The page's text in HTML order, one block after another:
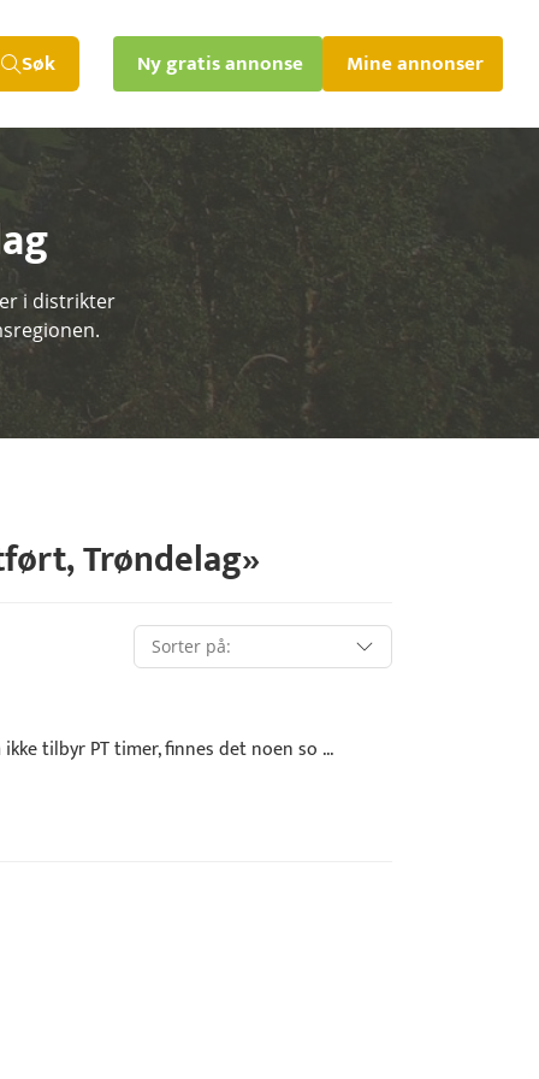
Søk Ny gratis annonse Mine annonser
i distrikter
,Trøndelag»
tilbyr PT timer, finnes det noen so ...